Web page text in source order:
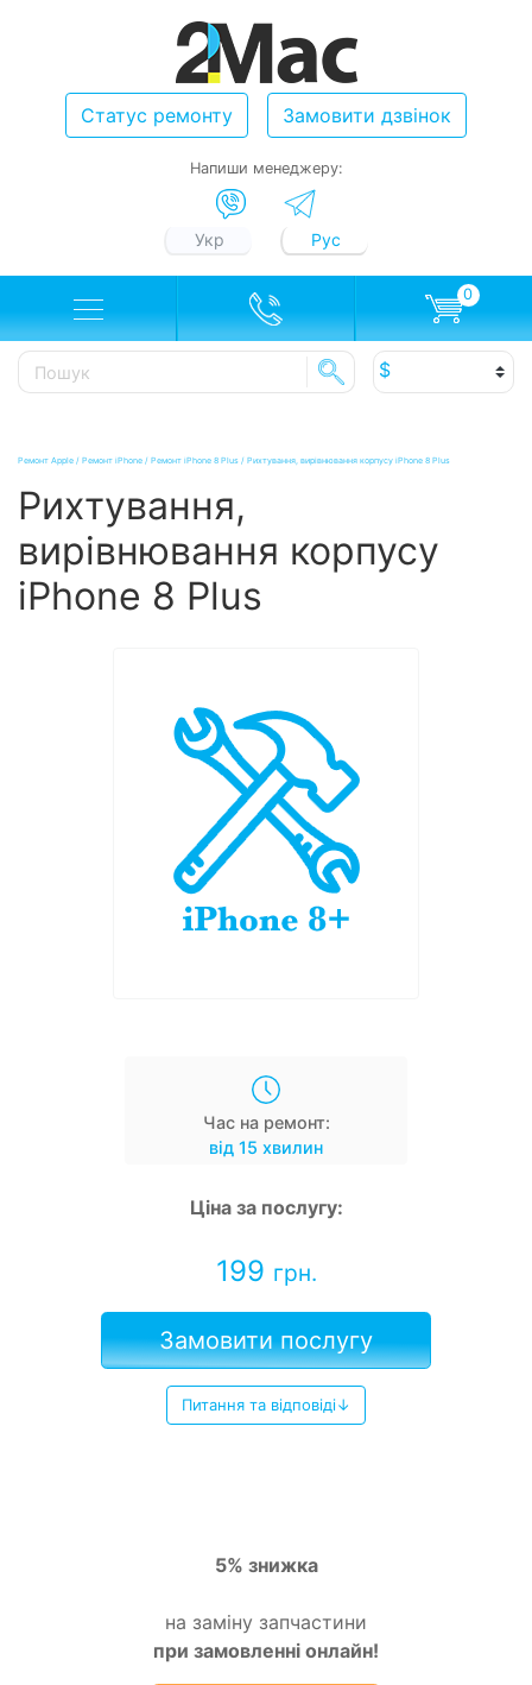
Статус ремонту Замовити дзвінок
Напиши менеджеру:
Укр Рус
0
Ремонт Apple / Ремонт iPhone / Ремонт iPhone 8 Plus / Рихтування, вирівнювання корпусу iPhone 8 Plus
Рихтування,
вирівнювання корпусу
iPhone 8 Plus
Час на ремонт:
від 15 хвилин
Ціна за послугу:
199 грн.
Замовити послугу
Питання та відповіді↓
5% знижка
на заміну запчастини
при замовленні онлайн!